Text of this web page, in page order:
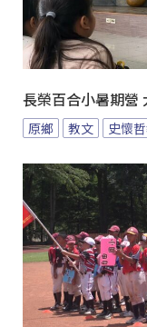
長榮百合小暑期營
原鄉 教文 史懷